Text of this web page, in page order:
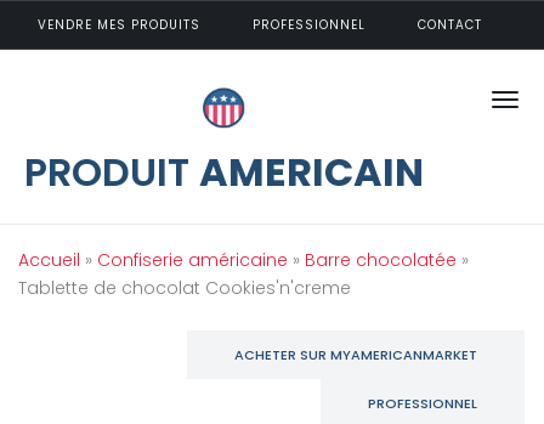
Aller au contenu principal
VENDRE MES PRODUITS PROFESSIONNEL CONTACT
PRODUIT AMERICAIN
Vous êtes ici
Accueil » Confiserie américaine » Barre chocolatée »
Tablette de chocolat Cookies'n'creme
ACHETER SUR MYAMERICANMARKET
PROFESSIONNEL